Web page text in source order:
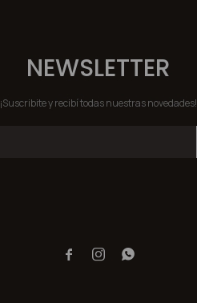
NEWSLETTER
¡Suscribite y recibí todas nuestras novedades!
  